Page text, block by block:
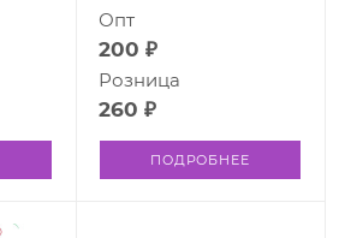
200 ₽
Опт
260 ₽
Розница
ПОДРОБНЕЕ